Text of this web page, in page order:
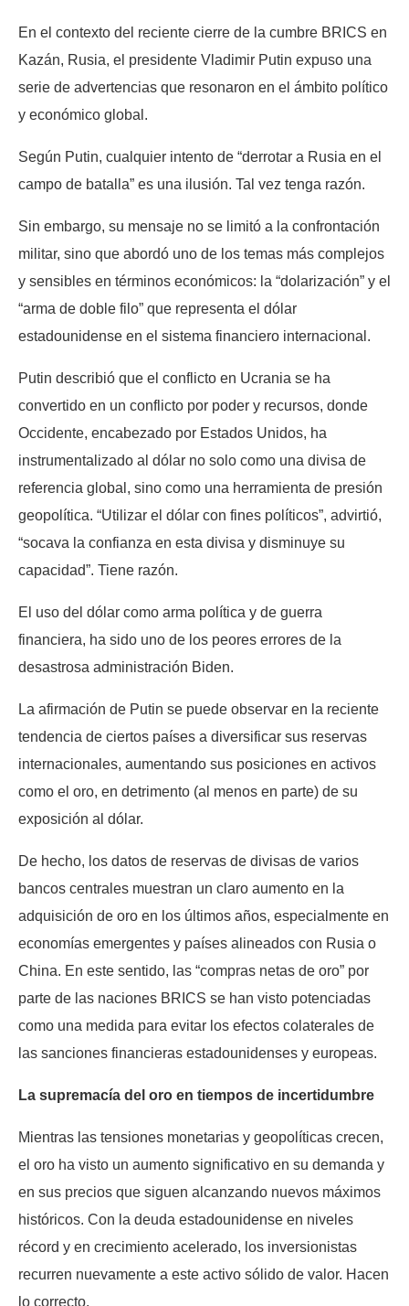
En el contexto del reciente cierre de la cumbre BRICS en
Kazán, Rusia, el presidente Vladimir Putin expuso una
serie de advertencias que resonaron en el ámbito político
y económico global.
Según Putin, cualquier intento de “derrotar a Rusia en el
campo de batalla” es una ilusión. Tal vez tenga razón.
Sin embargo, su mensaje no se limitó a la confrontación
militar, sino que abordó uno de los temas más complejos
y sensibles en términos económicos: la “dolarización” y el
“arma de doble filo” que representa el dólar
estadounidense en el sistema financiero internacional.
Putin describió que el conflicto en Ucrania se ha
convertido en un conflicto por poder y recursos, donde
Occidente, encabezado por Estados Unidos, ha
instrumentalizado al dólar no solo como una divisa de
referencia global, sino como una herramienta de presión
geopolítica. “Utilizar el dólar con fines políticos”, advirtió,
“socava la confianza en esta divisa y disminuye su
capacidad”. Tiene razón.
El uso del dólar como arma política y de guerra
financiera, ha sido uno de los peores errores de la
desastrosa administración Biden.
La afirmación de Putin se puede observar en la reciente
tendencia de ciertos países a diversificar sus reservas
internacionales, aumentando sus posiciones en activos
como el oro, en detrimento (al menos en parte) de su
exposición al dólar.
De hecho, los datos de reservas de divisas de varios
bancos centrales muestran un claro aumento en la
adquisición de oro en los últimos años, especialmente en
economías emergentes y países alineados con Rusia o
China. En este sentido, las “compras netas de oro” por
parte de las naciones BRICS se han visto potenciadas
como una medida para evitar los efectos colaterales de
las sanciones financieras estadounidenses y europeas.
La supremacía del oro en tiempos de incertidumbre
Mientras las tensiones monetarias y geopolíticas crecen,
el oro ha visto un aumento significativo en su demanda y
en sus precios que siguen alcanzando nuevos máximos
históricos. Con la deuda estadounidense en niveles
récord y en crecimiento acelerado, los inversionistas
recurren nuevamente a este activo sólido de valor. Hacen
lo correcto.